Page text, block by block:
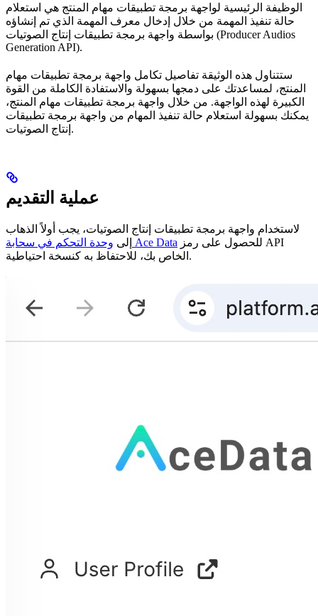
الوظيفة الرئيسية لواجهة برمجة تطبيقات مهام المنتج هي استعلام
حالة تنفيذ المهمة من خلال إدخال معرف المهمة الذي تم إنشاؤه
بواسطة واجهة برمجة تطبيقات إنتاج الصوتيات (Producer Audios
Generation API).
ستتناول هذه الوثيقة تفاصيل تكامل واجهة برمجة تطبيقات مهام
المنتج، لمساعدتك على دمجها بسهولة والاستفادة الكاملة من القوة
الكبيرة لهذه الواجهة. من خلال واجهة برمجة تطبيقات مهام المنتج،
يمكنك بسهولة استعلام حالة تنفيذ المهام من واجهة برمجة تطبيقات
إنتاج الصوتيات.
عملية التقديم
لاستخدام واجهة برمجة تطبيقات إنتاج الصوتيات، يجب أولاً الذهاب
إلى وحدة التحكم في سحابة Ace Data
الخاص بك، للاحتفاظ به كنسخة احتياطية.